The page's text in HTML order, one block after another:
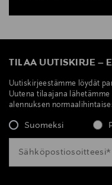
TILAA UUTISKIRJE –
Uutiskirjeestämme löydät
Uutena tilaajana
alennuksen
Suomeksi